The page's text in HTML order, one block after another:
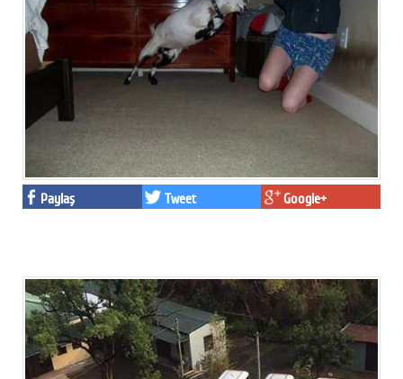
Paylaş Tweet Google+